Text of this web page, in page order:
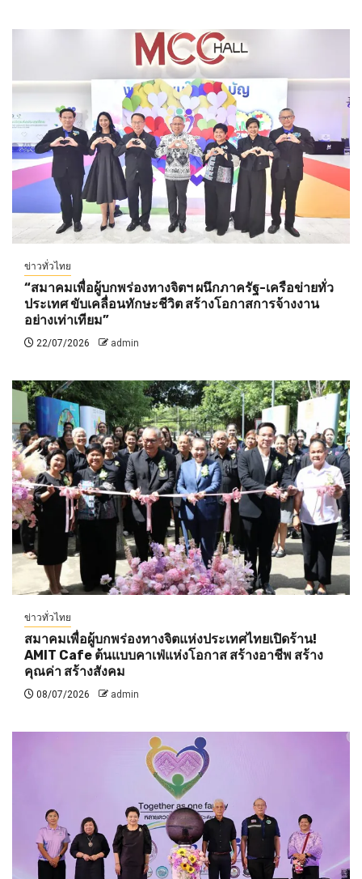
ข่าวทั่วไทย
“สมาคมเพื่อผู้บกพร่องทางจิตฯ ผนึกภาครัฐ-เครือข่ายทั่ว
ประเทศ ขับเคลื่อนทักษะชีวิต สร้างโอกาสการจ้างงาน
อย่างเท่าเทียม”
22/07/2026 admin
ข่าวทั่วไทย
สมาคมเพื่อผู้บกพร่องทางจิตแห่งประเทศไทยเปิดร้าน!
AMIT Cafe ต้นแบบคาเฟ่แห่งโอกาส สร้างอาชีพ สร้าง
คุณค่า สร้างสังคม
08/07/2026 admin